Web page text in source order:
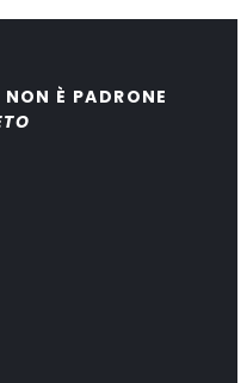
È PADRONE